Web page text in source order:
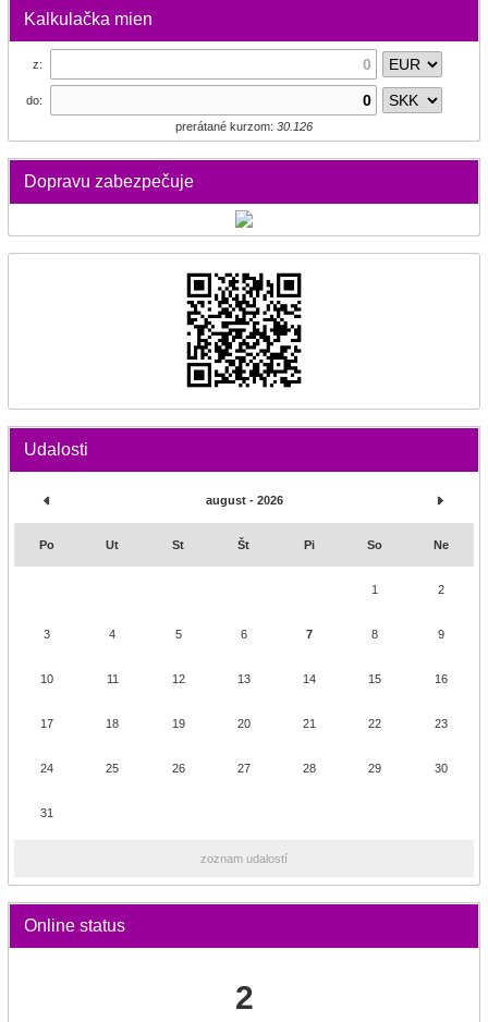
Kalkulačka mien
z:
do:
prerátané kurzom: 30.126
Dopravu zabezpečuje
Udalosti
august - 2026
Po Ut St Št Pi So Ne
1 2
3 4 5 6 7 8 9
10 11 12 13 14 15 16
17 18 19 20 21 22 23
24 25 26 27 28 29 30
31
zoznam udalostí
Online status
2